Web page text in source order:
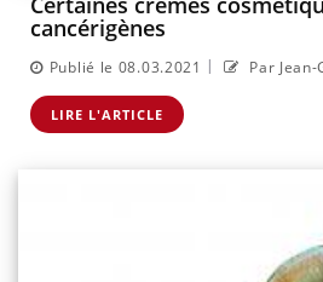
cancérigènes
Publié le 08.03.2021 | Par
LIRE L'ARTICLE